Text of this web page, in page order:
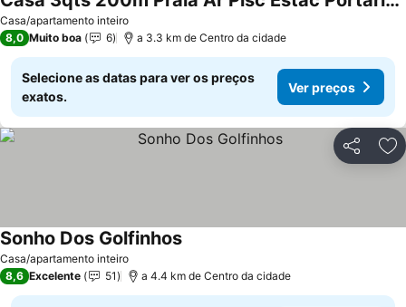
Casa/apartamento inteiro
Ver preços
8,0 Muito boa 6 a 3.3 km de Centro da cidade
Selecione as datas para ver os preços
exatos.
Ver preços
Partilhar
Casa/apartamento inteiro
Sonho Dos GolfinhosVer preços
8,6 Excelente 51 a 4.4 km de Centro da cidade